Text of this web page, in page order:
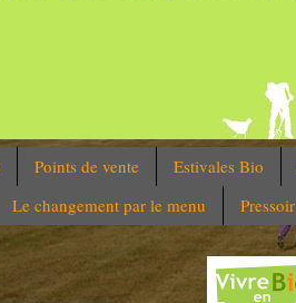
Points de vente Estivales Bio
Le changement par le menu Pressoir